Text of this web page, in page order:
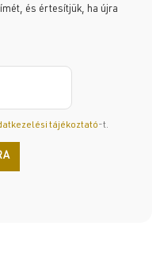
és értesítjük, ha újra
tájékoztató-t.